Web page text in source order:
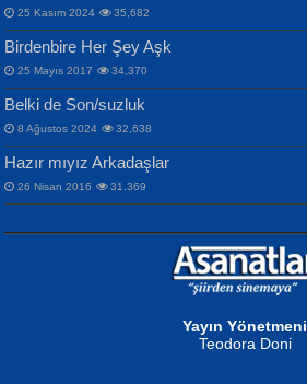
MAHMUT GÜRBÜZ
İbrahim Olmak ve Bitirebilmek...
NURAN KÖSE BAYDAR
Songül Özel
Mahzen...
Ben Deniz Değilim ki...
NAZIM HİKMET RAN
Bir Cezaevinde, Tecritteki Adamın
Mektupları...
25 Kasım 2024 35,682
Birdenbire Her Şey Aşk
25 Mayıs 2017 34,370
Belki de Son/suzluk
8 Ağustos 2024 32,638
Hazır mıyız Arkadaşlar
26 Nisan 2016 31,369
Yayın Yönetmeni
Teodora Doni